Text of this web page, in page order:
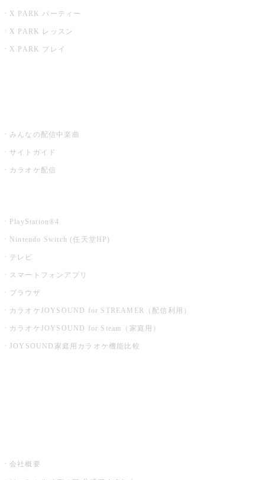
X PARK パーティー
X PARK レッスン
X PARK プレイ
みんなの配信中楽曲
サイトガイド
カラオケ配信
PlayStation®4
Nintendo Switch (任天堂HP)
テレビ
スマートフォンアプリ
ブラウザ
カラオケJOYSOUND for STREAMER（配信利用）
カラオケJOYSOUND for Steam（家庭用）
JOYSOUND家庭用カラオケ機能比較
会社概要